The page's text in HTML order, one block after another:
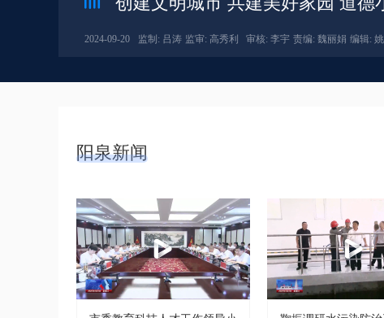
2024-09-20 监制: 吕涛 监审: 高秀利 审核: 李宇 责编: 魏丽娟 编辑:
阳泉新闻